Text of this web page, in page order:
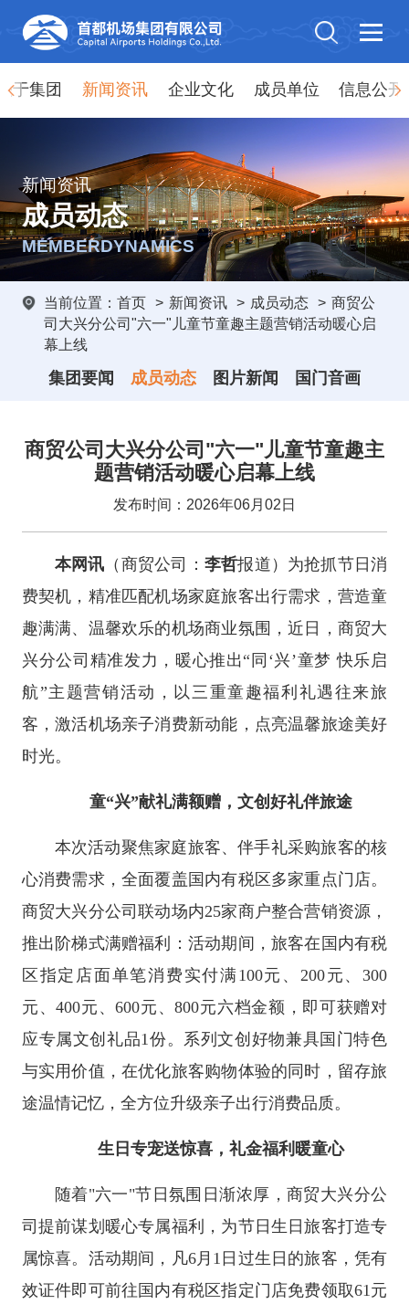
于集团 新闻资讯 企业文化 成员单位 信息公开
新闻资讯
成员动态
MEMBERDYNAMICS
当前位置： 首页 > 新闻资讯 > 成员动态 > 商贸公
司大兴分公司"六一"儿童节童趣主题营销活动暖心启
幕上线
集团要闻 成员动态 图片新闻 国门音画
商贸公司大兴分公司"六一"儿童节童趣主
题营销活动暖心启幕上线
发布时间：2026年06月02日
本网讯 （商贸公司： 李哲报道）为抢抓节日消
费契机，精准匹配机场家庭旅客出行需求，营造童
趣满满、温馨欢乐的机场商业氛围，近日，商贸大
兴分公司精准发力，暖心推出“同‘兴’童梦 快乐启
航”主题营销活动，以三重童趣福利礼遇往来旅
客，激活机场亲子消费新动能，点亮温馨旅途美好
时光。
童“兴”献礼满额赠，文创好礼伴旅途
本次活动聚焦家庭旅客、伴手礼采购旅客的核
心消费需求，全面覆盖国内有税区多家重点门店。
商贸大兴分公司联动场内25家商户整合营销资源，
推出阶梯式满赠福利：活动期间，旅客在国内有税
区指定店面单笔消费实付满100元、200元、300
元、400元、600元、800元六档金额，即可获赠对
应专属文创礼品1份。系列文创好物兼具国门特色
与实用价值，在优化旅客购物体验的同时，留存旅
途温情记忆，全方位升级亲子出行消费品质。
生日专宠送惊喜，礼金福利暖童心
随着"六一"节日氛围日渐浓厚，商贸大兴分公
司提前谋划暖心专属福利，为节日生日旅客打造专
属惊喜。活动期间，凡6月1日过生日的旅客，凭有
效证件即可前往国内有税区指定门店免费领取61元